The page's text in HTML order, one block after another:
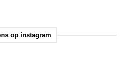
op instagram